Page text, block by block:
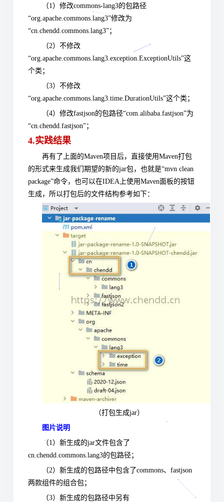
（1）修改commons-lang3的包路径
“org.apache.commons.lang3”修改为
“cn.chendd.commons.lang3”；
（2）不修改
“org.apache.commons.lang3.exception.ExceptionUtils”这
个类；
（3）不修改
“org.apache.commons.lang3.time.DurationUtils”这个类；
（4）修改fastjson的包路径“com.alibaba.fastjson”为
“cn.chendd.fastjson”；
4.实践结果
再有了上面的Maven项目后，直接使用Maven打包
的形式来生成我们期望的新的jar包，也就是“mvn clean
package”命令，也可以在IDEA上使用Maven面板的按钮
生成，所以打包后的文件结构参考如下：
（打包生成jar）
图片说明
（1）新生成的jar文件包含了
cn.chendd.commons.lang3的包路径；
（2）新生成的包路径中包含了commons、fastjson
两款组件的组合包；
（3）新生成的包路径中另有